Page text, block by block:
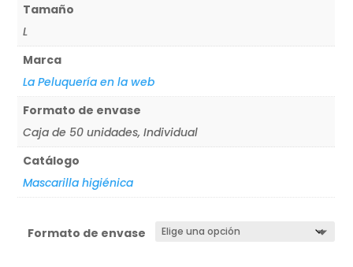
Tamaño
L
Marca
La Peluquería en la web
Formato de envase
Caja de 50 unidades, Individual
Catálogo
Mascarilla higiénica
Formato de envase